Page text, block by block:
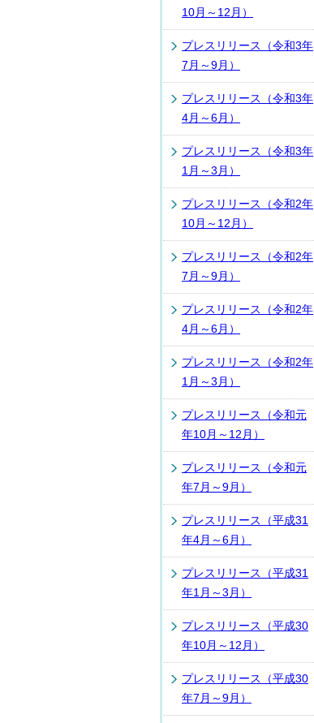
10月～12月）
プレスリリース（令和3年
7月～9月）
プレスリリース（令和3年
4月～6月）
プレスリリース（令和3年
1月～3月）
プレスリリース（令和2年
10月～12月）
プレスリリース（令和2年
7月～9月）
プレスリリース（令和2年
4月～6月）
プレスリリース（令和2年
1月～3月）
プレスリリース（令和元
年10月～12月）
プレスリリース（令和元
年7月～9月）
プレスリリース（平成31
年4月～6月）
プレスリリース（平成31
年1月～3月）
プレスリリース（平成30
年10月～12月）
プレスリリース（平成30
年7月～9月）